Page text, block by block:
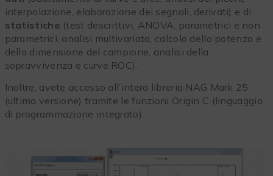
interpolazione, elaborazione dei segnali, derivati) e di
statistiche (test descrittivi, ANOVA, parametrici e non
parametrici, analisi multivariata, calcolo della potenza e
della dimensione del campione, analisi della
sopravvivenza e curve ROC).
Inoltre, avete accesso all’intera libreria NAG Mark 25
(ultima versione) tramite le funzioni Origin C (linguaggio
di programmazione integrato).